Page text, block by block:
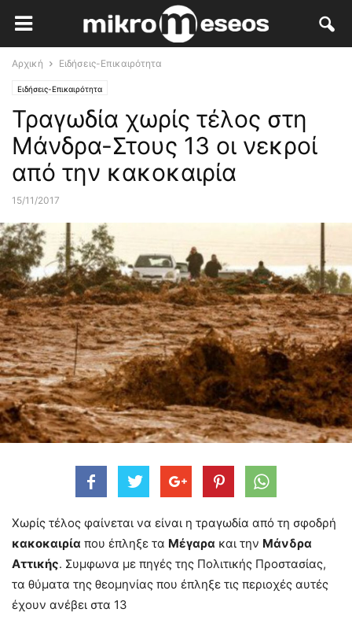
Αρχική Ειδήσεις-Επικαιρότητα
Ειδήσεις-Επικαιρότητα
Τραγωδία χωρίς τέλος στη
Μάνδρα-Στους 13 οι νεκροί
από την κακοκαιρία
15/11/2017
Χωρίς τέλος φαίνεται να είναι η τραγωδία από τη σφοδρή
κακοκαιρία που έπληξε τα Μέγαρα και την Μάνδρα
Αττικής. Συμφωνα με πηγές της Πολιτικής Προστασίας,
τα θύματα της θεομηνίας που έπληξε τις περιοχές αυτές
έχουν ανέβει στα 13